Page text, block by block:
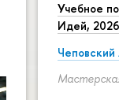
Учебное
Идей,